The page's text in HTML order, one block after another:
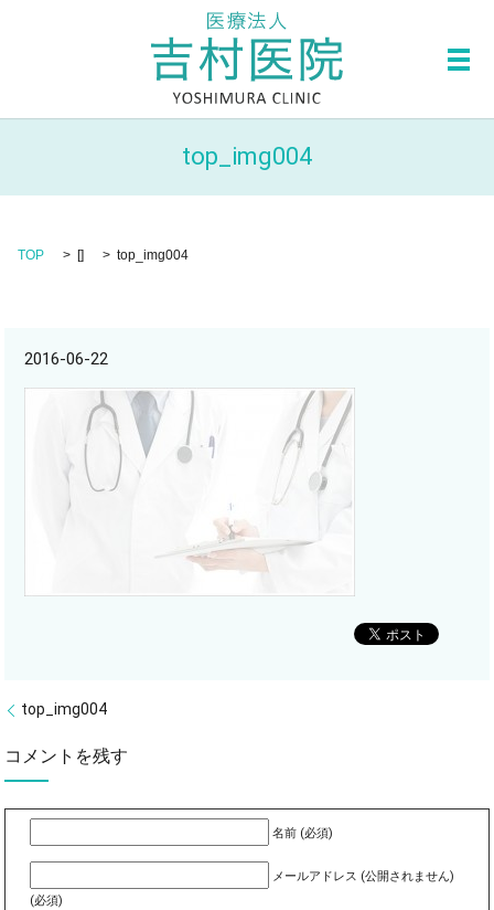
メ
top_img004
TOP [] top_img004
2016-06-22
top_img004
コメントを残す
名前 (必須)
メールアドレス (公開されません)
(必須)